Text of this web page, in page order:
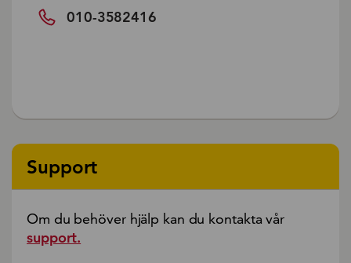
010-3582416
Support
Om du behöver hjälp kan du kontakta vår
support.